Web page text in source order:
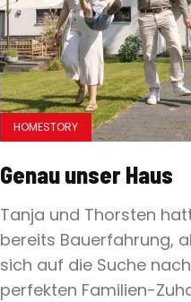
HOMESTORY
Genau unser Haus
Tanja und Thorsten
bereits Bauerfahrung,
sich auf die Suche
perfekten Familien-